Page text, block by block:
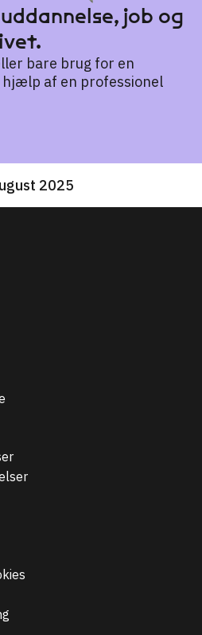
job og
bare brug for en
af en professionel
2025